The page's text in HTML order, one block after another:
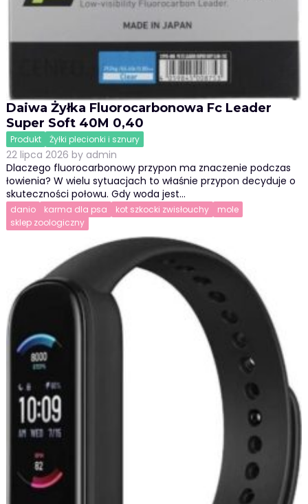
Daiwa Żyłka Fluorocarbonowa Fc Leader
Super Soft 40M 0,40
Produkt Żyłki plecionki i sznury
22 lipca 2026 by admin
Dlaczego fluorocarbonowy przypon ma znaczenie podczas
łowienia? W wielu sytuacjach to właśnie przypon decyduje o
skuteczności połowu. Gdy woda jest…
danio karma dla psa kot szkocki zwisłouchy
mole
sklep zoologiczny